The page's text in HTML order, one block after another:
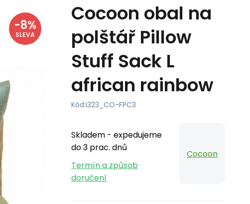
-8%
SLEVA
Cocoon obal na
polštář Pillow
Stuff Sack L
african rainbow
Kód:i323_CO-FPC3
Skladem - expedujeme
do 3 prac. dnů
Termín a způsob
doručení
Cocoon